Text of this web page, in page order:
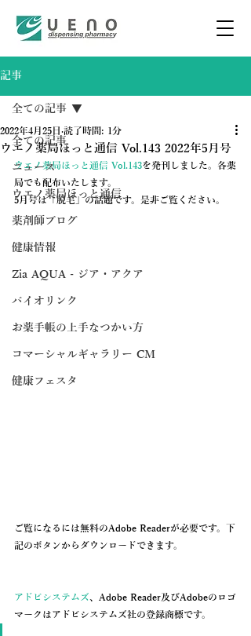
記事
全ての記事
ニュース
ウエノ薬局ほっと通信
薬剤師ブログ
健康情報
Zia AQUA - ジア・アクア
バイオリンク
お薬手帳の上手なつかい方
コマーシャルギャラリー CM
健康フェスタ
全ての記事
ウエノ薬局ほっと通信 Vol.143 2022年5月号
2022年4月25日 読了時間: 1分
ウエノ薬局ほっと通信 Vol.143を発刊しました。各薬
局でも配布いたします。
5月号は「脱毛」の話題です。是非ご覧ください。
ご覧になるには無料のAdobe Readerが必要です。下
記のボタンからダウンロードできます。
アドビシステムズ、Adobe Reader及びAdobeのロゴ
マークはアドビシステムズ社の登録商標です。